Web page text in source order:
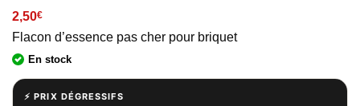
2,50€
Flacon d’essence pas cher pour briquet
En stock
⚡ PRIX DÉGRESSIFS